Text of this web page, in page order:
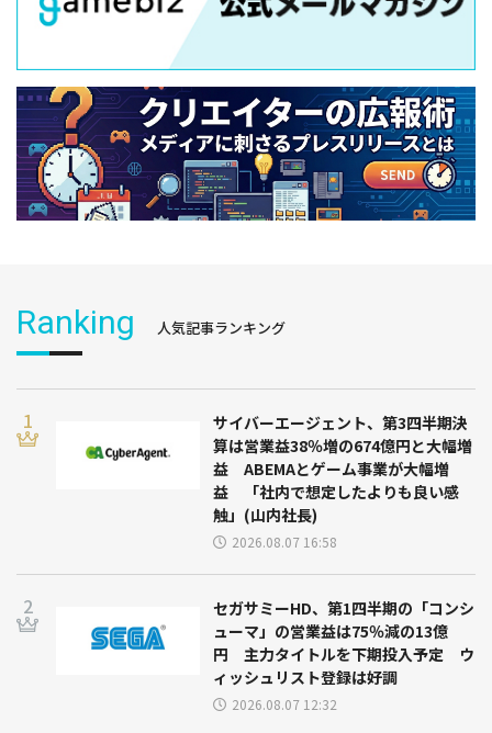
Ranking 人気記事ランキング
サイバーエージェント、第3四半期決
算は営業益38％増の674億円と大幅増
益 ABEMAとゲーム事業が大幅増
益 「社内で想定したよりも良い感
触」(山内社長)
2026.08.07 16:58
セガサミーHD、第1四半期の「コンシ
ューマ」の営業益は75％減の13億
円 主力タイトルを下期投入予定 ウ
ィッシュリスト登録は好調
2026.08.07 12:32